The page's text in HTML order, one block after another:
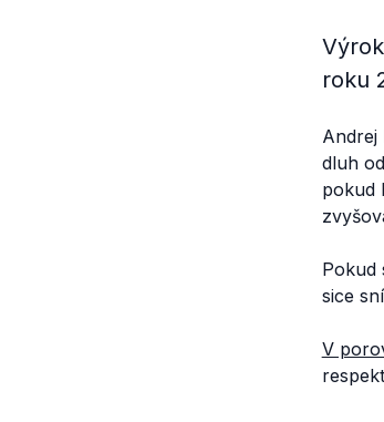
roku
Andrej
dluh
pokud
Pokud
sice
V